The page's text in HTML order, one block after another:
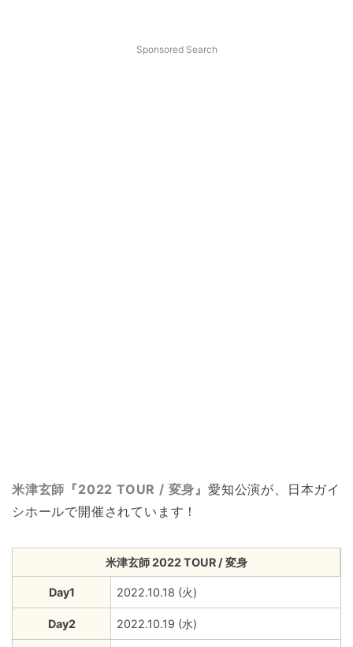
Sponsored Search
米津玄師『2022 TOUR / 変身』 愛知公演が、日本ガイ
シホールで開催されています！
米津玄師 2022 TOUR / 変身
Day1 2022.10.18 (火)
Day2 2022.10.19 (水)